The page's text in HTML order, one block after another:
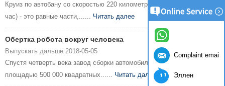
Круиз по автобану со скоростью 220 километров в час (136 миль в
час) - это равные части,...... Читать далее
Обертка робота вокруг человека
Выпускать дальше 2018-05-05
Спустя четверть века завод сборки автомобилей Ford Motor Company
площадью 500 000 квадратных...... Читать далее
Complaint email
Эллен